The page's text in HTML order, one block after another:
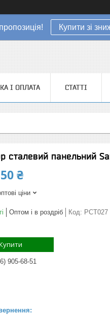
Купити зі
І ОПЛАТА СТАТТІ
сталевий панельний
₴
ціни
Оптом і в роздріб Код: РСТ027
905-68-51